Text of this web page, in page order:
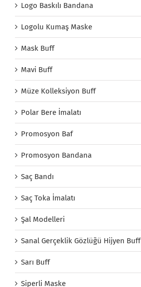
Logo Baskılı Bandana
Logolu Kumaş Maske
Mask Buff
Mavi Buff
Müze Kolleksiyon Buff
Polar Bere İmalatı
Promosyon Baf
Promosyon Bandana
Saç Bandı
Saç Toka İmalatı
Şal Modelleri
Sanal Gerçeklik Gözlüğü Hijyen Buff
Sarı Buff
Siperli Maske